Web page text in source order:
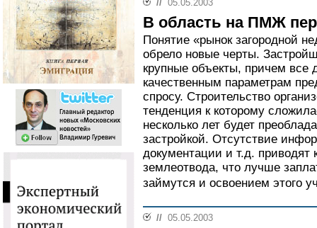
// 05.05.2003
В область на ПМЖ
Понятие «рынок загородной
обрело новые черты.
крупные объекты, причем
качественным параметрам
спросу. Строительство
тенденция к которому
несколько лет будет
застройкой. Отсутствие
документации и т.д.
землеотвода, что лучше
займутся и освоением этого
// 05.05.2003